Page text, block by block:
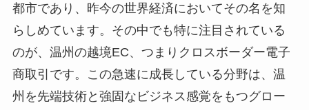
都市であり、昨今の世界経済においてその名を知
らしめています。その中でも特に注目されている
のが、温州の越境EC、つまりクロスボーダー電子
商取引です。この急速に成長している分野は、温
州を先端技術と強固なビジネス感覚をもつグロー